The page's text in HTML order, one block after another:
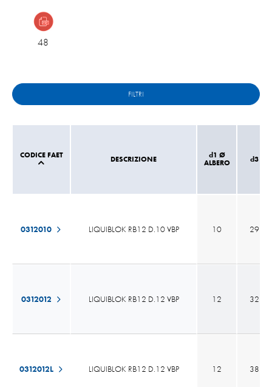
48
FILTRI
CODICE FAET DESCRIZIONE
0312010 LIQUIBLOK RB12 D.10 VBP
0312012 LIQUIBLOK RB12 D.12 VBP
0312012L LIQUIBLOK RB12 D.12 VBP
d1 Ø
ALBERO
d3
10 29
12 32
12 38